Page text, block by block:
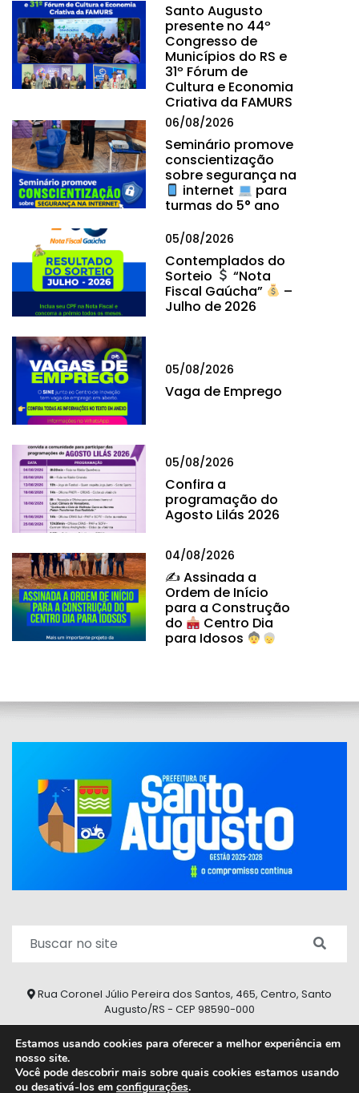
Santo Augusto
presente no 44º
Congresso de
Municípios do RS e
31º Fórum de
Cultura e Economia
Criativa da FAMURS
06/08/2026
Seminário promove
conscientização
sobre segurança na
internet
para
turmas do 5° ano
05/08/2026
Contemplados do
Sorteio
“Nota
Fiscal Gaúcha”
–
Julho de 2026
05/08/2026
Vaga de Emprego
05/08/2026
Confira a
programação do
Agosto Lilás 2026
04/08/2026
✍ Assinada a
Ordem de Início
para a Construção
do
Centro Dia
para Idosos
Rua Coronel Júlio Pereira dos Santos, 465, Centro, Santo
Augusto/RS - CEP 98590-000
Estamos usando cookies para oferecer a melhor experiência em
nosso site.
Você pode descobrir mais sobre quais cookies estamos usando
ou desativá-los em configurações.